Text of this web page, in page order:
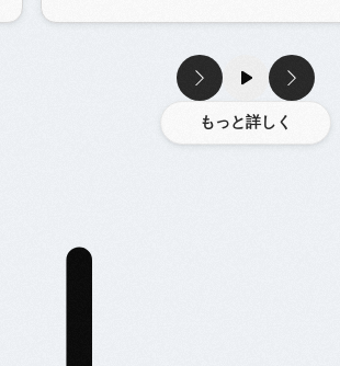
もっと詳しく
もっと詳しく